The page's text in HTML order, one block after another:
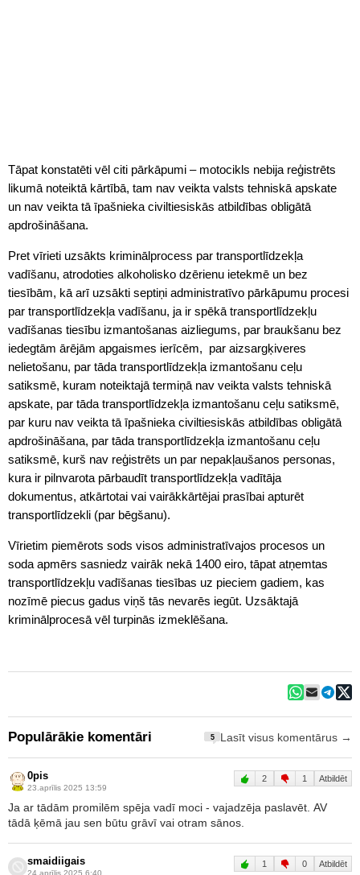
Tāpat konstatēti vēl citi pārkāpumi – motocikls nebija reģistrēts
likumā noteiktā kārtībā, tam nav veikta valsts tehniskā apskate
un nav veikta tā īpašnieka civiltiesiskās atbildības obligātā
apdrošināšana.
Pret vīrieti uzsākts kriminālprocess par transportlīdzekļa
vadīšanu, atrodoties alkoholisko dzērienu ietekmē un bez
tiesībām, kā arī uzsākti septiņi administratīvo pārkāpumu procesi
par transportlīdzekļa vadīšanu, ja ir spēkā transportlīdzekļu
vadīšanas tiesību izmantošanas aizliegums, par braukšanu bez
iedegtām ārējām apgaismes ierīcēm, par aizsargķiveres
nelietošanu, par tāda transportlīdzekļa izmantošanu ceļu
satiksmē, kuram noteiktajā termiņā nav veikta valsts tehniskā
apskate, par tāda transportlīdzekļa izmantošanu ceļu satiksmē,
par kuru nav veikta tā īpašnieka civiltiesiskās atbildības obligātā
apdrošināšana, par tāda transportlīdzekļa izmantošanu ceļu
satiksmē, kurš nav reģistrēts un par nepakļaušanos personas,
kura ir pilnvarota pārbaudīt transportlīdzekļa vadītāja
dokumentus, atkārtotai vai vairākkārtējai prasībai apturēt
transportlīdzekli (par bēgšanu).
Vīrietim piemērots sods visos administratīvajos procesos un
soda apmērs sasniedz vairāk nekā 1400 eiro, tāpat atņemtas
transportlīdzekļu vadīšanas tiesības uz pieciem gadiem, kas
nozīmē piecus gadus viņš tās nevarēs iegūt. Uzsāktajā
kriminālprocesā vēl turpinās izmeklēšana.
Populārākie komentāri 5 Lasīt visus komentārus →
0pis
23.aprīlis 2025 13:59
2 1 Atbildēt
Ja ar tādām promilēm spēja vadī moci - vajadzēja paslavēt. AV
tādā ķēmā jau sen būtu grāvī vai otram sānos.
smaidiigais
24.aprīlis 2025 6:40
1 0 Atbildēt